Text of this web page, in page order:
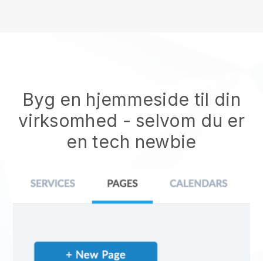
Byg en hjemmeside til din
virksomhed - selvom du er
en tech newbie